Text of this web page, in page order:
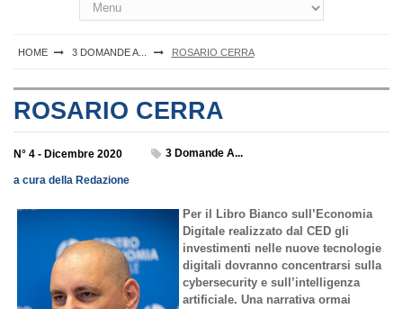
HOME 3 DOMANDE A... ROSARIO CERRA
ROSARIO CERRA
N° 4 - Dicembre 2020 3 Domande A...
a cura della Redazione
Per il Libro Bianco sull ’ Economia
Digitale realizzato dal CED g li
investimenti ne lle nuove tecnologie
digitali dovranno concentrarsi sull a
cybersecurity e sull’intelligenza
artificiale. Una narrativa ormai